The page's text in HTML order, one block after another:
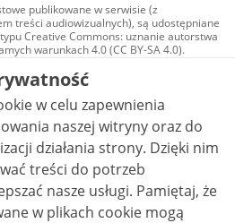
publikowane w serwisie (z
treści audiowizualnych), są udostępniane
Creative Commons: uznanie autorstwa
warunkach 4.0 (CC BY-SA 4.0).
w tym zdjęcia, materiały
są udostępniane na licencji typu
uznanie autorstwa użycie
- bez utworów zależnych 4.0 (CC BY-
o ile nie jest to stwierdzone inaczej.
w celu zapewnienia
naszej witryny oraz do
strony. Dzięki nim
treści do potrzeb
usługi. Pamiętaj, że
w plikach cookie mogą